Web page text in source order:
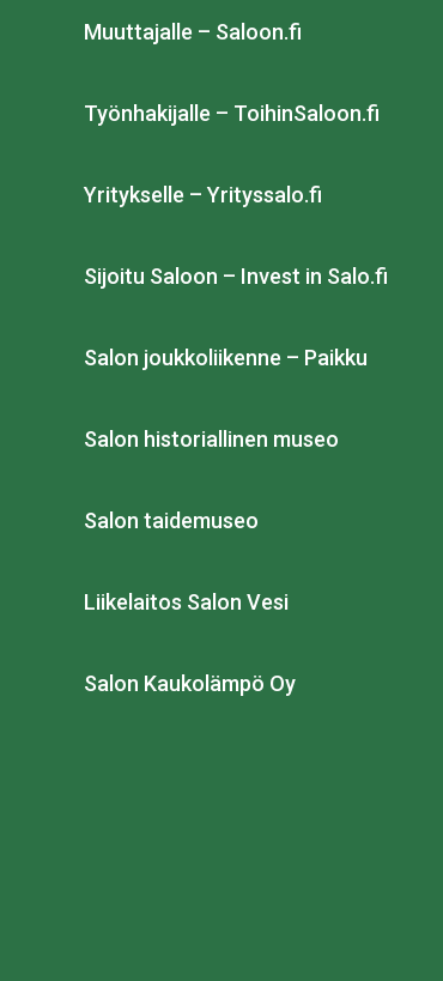
Muuttajalle – Saloon.fi
Työnhakijalle – ToihinSaloon.fi
Yritykselle – Yrityssalo.fi
Sijoitu Saloon – Invest in Salo.fi
Salon joukkoliikenne – Paikku
Salon historiallinen museo
Salon taidemuseo
Liikelaitos Salon Vesi
Salon Kaukolämpö Oy